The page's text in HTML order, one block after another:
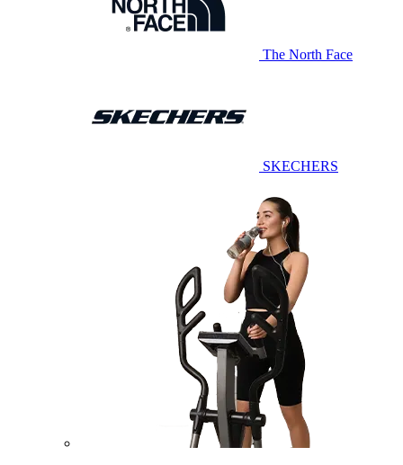
The North Face
SKECHERS